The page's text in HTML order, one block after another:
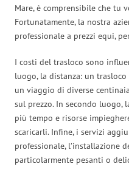
Mare, è comprensibile che tu
Fortunatamente, la nostra
professionale a prezzi equi,
I costi del trasloco sono
luogo, la distanza: un trasloco
un viaggio di diverse
sul prezzo. In secondo
più tempo e risorse
scaricarli. Infine, i servizi
professionale,
particolarmente pesanti o